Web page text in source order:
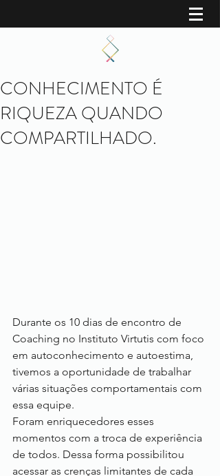
CONHECIMENTO É
RIQUEZA QUANDO
COMPARTILHADO.
Durante os 10 dias de encontro de
Coaching no Instituto Virtutis com foco
em autoconhecimento e autoestima,
tivemos a oportunidade de trabalhar
várias situações comportamentais com
essa equipe.
Foram enriquecedores esses
momentos com a troca de experiência
de todos. Dessa forma possibilitou
acessar as crenças limitantes de cada